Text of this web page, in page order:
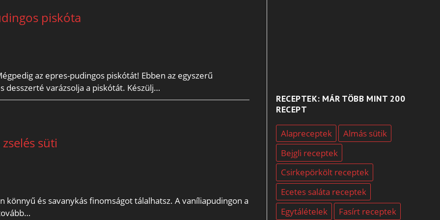
piskóta
az epres-pudingos piskótát! Ebben az egyszerű
desszerté varázsolja a piskótát. Készülj…
süti
könnyű és savanykás finomságot tálalhatsz. A vaníliapudingon a
RECEPTEK: MÁR TÖBB MINT 200
RECEPT
Alapreceptek
Almás sütik
Bejgli receptek
Csirkepörkölt receptek
Ecetes saláta receptek
Egytálételek
Fasírt receptek